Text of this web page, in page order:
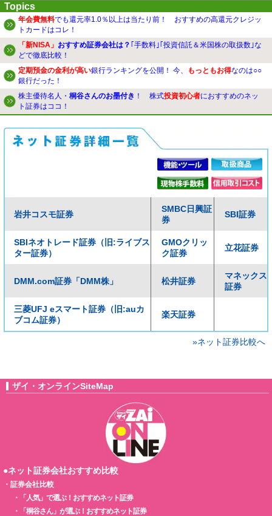
Topics
年会費無料でも還元率1.0％以上は当たり前！ おすすめの高還元クレジッ
トカードはコレ！
「新NISA」 おすすめ証券会社は？ ｢手数料｣｢投資信託＆米国株の取扱数｣な
どで徹底比較！
定期預金の金利が高い銀行ランキングを公開！ 今、 もっともお得なのは○○
銀行だった！
株主優待名人・ 桐谷さんのお墨付き ！ 株式投資初心者におすすめのネッ
ト証券はココ！
岩井コスモ証券
SMBC日興証
券
SBI証券
SBIネオトレード証券（旧:ライブス
ター証券）
GMOクリッ
ク証券
立花証券
DMM.com証券「DMM株」 松井証券
マネックス
証券
三菱UFJ eスマート証券（旧:auカ
ブコム証券）
楽天証券
»ネット証券比較へ
ザイ・オンラインSiteMap
●ネット証券会社おすすめ比較
・ 証券会社比較
・
「人気」で選ぶ！おすすめネット証券
・
「桐谷さん」が選ぶ！おすすめネット証券